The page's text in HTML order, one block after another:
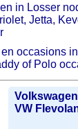
in Losser
Jetta,
occasions
of Polo
VW